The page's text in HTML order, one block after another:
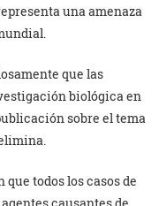
una amenaza
que las
biológica en
sobre el tema
todos los casos de